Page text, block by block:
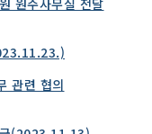
관련 협의